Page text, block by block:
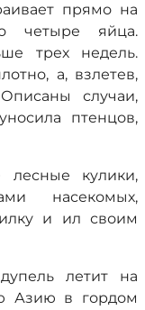
прямо на
четыре яйца.
трех недель.
а, взлетев,
случаи,
птенцов,
кулики,
насекомых,
и ил своим
летит на
Азию в гордом